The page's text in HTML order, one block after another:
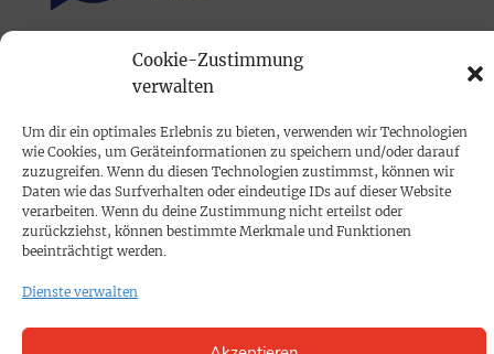
Cookie-Zustimmung
verwalten
Um dir ein optimales Erlebnis zu bieten, verwenden wir Technologien
wie Cookies, um Geräteinformationen zu speichern und/oder darauf
zuzugreifen. Wenn du diesen Technologien zustimmst, können wir
Daten wie das Surfverhalten oder eindeutige IDs auf dieser Website
verarbeiten. Wenn du deine Zustimmung nicht erteilst oder
zurückziehst, können bestimmte Merkmale und Funktionen
beeinträchtigt werden.
Dienste verwalten
PRINTAUSGABE
PROKOMPAKT
Impressum
SPENDEN
Datenschutz